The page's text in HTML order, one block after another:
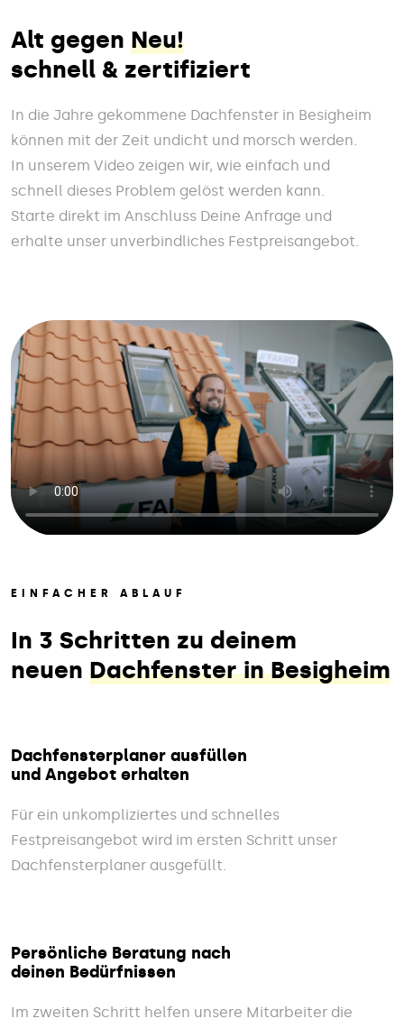
Alt gegen Neu!
schnell & zertifiziert
In die Jahre gekommene Dachfenster in Besigheim
können mit der Zeit undicht und morsch werden.
In unserem Video zeigen wir, wie einfach und
schnell dieses Problem gelöst werden kann.
Starte direkt im Anschluss Deine Anfrage und
erhalte unser unverbindliches Festpreisangebot.
EINFACHER ABLAUF
In 3 Schritten zu deinem
neuen Dachfenster in Besigheim
Dachfensterplaner ausfüllen
und Angebot erhalten
Für ein unkompliziertes und schnelles
Festpreisangebot wird im ersten Schritt unser
Dachfensterplaner ausgefüllt.
Persönliche Beratung nach
deinen Bedürfnissen
Im zweiten Schritt helfen unsere Mitarbeiter die